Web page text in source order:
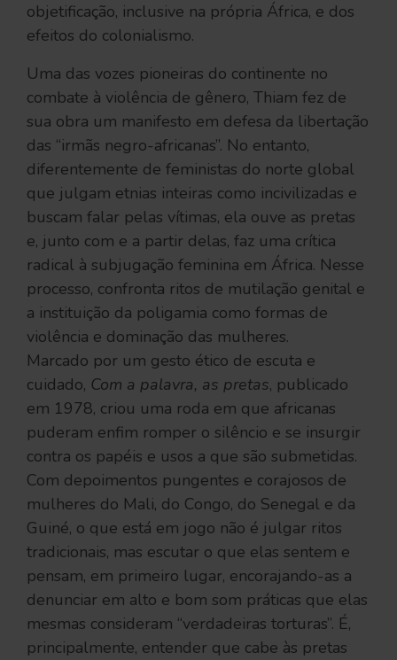
objetificação, inclusive na própria África, e dos
efeitos do colonialismo.
Uma das vozes pioneiras do continente no
combate à violência de gênero, Thiam fez de
sua obra um manifesto em defesa da libertação
das “irmãs negro-africanas”. No entanto,
diferentemente de feministas do norte global
que julgam etnias inteiras como incivilizadas e
buscam falar pelas vítimas, ela ouve as pretas
e, junto com e a partir delas, faz uma crítica
radical à subjugação feminina em África. Nesse
processo, confronta ritos de mutilação genital e
a instituição da poligamia como formas de
violência e dominação das mulheres.
Marcado por um gesto ético de escuta e
cuidado, Com a palavra, as pretas, publicado
em 1978, criou uma roda em que africanas
puderam enfim romper o silêncio e se insurgir
contra os papéis e usos a que são submetidas.
Com depoimentos pungentes e corajosos de
mulheres do Mali, do Congo, do Senegal e da
Guiné, o que está em jogo não é julgar ritos
tradicionais, mas escutar o que elas sentem e
pensam, em primeiro lugar, encorajando-as a
denunciar em alto e bom som práticas que elas
mesmas consideram “verdadeiras torturas”. É,
principalmente, entender que cabe às pretas